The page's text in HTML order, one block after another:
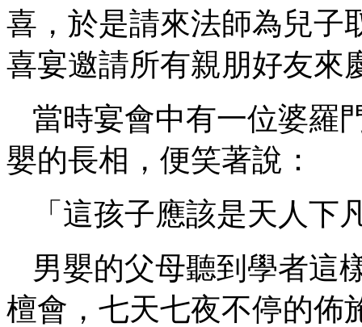
喜，於是請來法師為兒子
喜宴邀請所有親朋好友來
當時宴會中有一位婆羅
嬰的長相，便笑著說：
「這孩子應該是天人
男嬰的父母聽到學者這
檀會，七天七夜不停的佈